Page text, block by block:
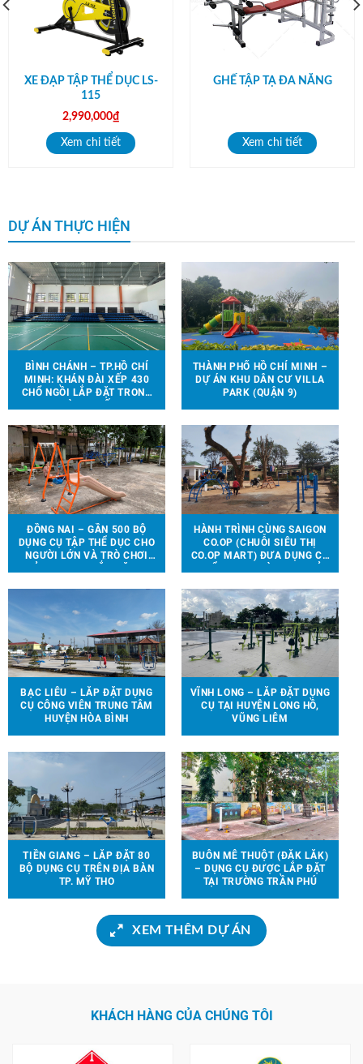
XE ĐẠP TẬP THỂ DỤC LS-
115
2,990,000₫
Xem chi tiết
GHẾ TẬP TẠ ĐA NĂNG
Xem chi tiết
DỰ ÁN THỰC HIỆN
BÌNH CHÁNH – TP.HỒ CHÍ
MINH: KHÁN ĐÀI XẾP 430
CHỔ NGỒI LẮP ĐẶT TRONG
THÀNH PHỐ HỒ CHÍ MINH –
DỰ ÁN KHU DÂN CƯ VILLA
PARK (QUẬN 9)
ĐỒNG NAI – GẦN 500 BỘ
DỤNG CỤ TẬP THỂ DỤC CHO
NGƯỜI LỚN VÀ TRÒ CHƠI
HÀNH TRÌNH CÙNG SAIGON
CO.OP (CHUỖI SIÊU THỊ
CO.OP MART) ĐƯA DỤNG CỤ
HỌC TẠI 6 TỈNH THÀNH
BẠC LIÊU – LẮP ĐẶT DỤNG
CỤ CÔNG VIÊN TRUNG TÂM
HUYỆN HÒA BÌNH
VĨNH LONG – LẮP ĐẶT DỤNG
CỤ TẠI HUYỆN LONG HỒ,
VŨNG LIÊM
TIỀN GIANG – LẮP ĐẶT 80
BỘ DỤNG CỤ TRÊN ĐỊA BÀN
TP. MỸ THO
BUÔN MÊ THUỘT (ĐẮK LẮK)
– DỤNG CỤ ĐƯỢC LẮP ĐẶT
TẠI TRƯỜNG TRẦN PHÚ
XEM THÊM DỰ ÁN
KHÁCH HÀNG CỦA CHÚNG TÔI